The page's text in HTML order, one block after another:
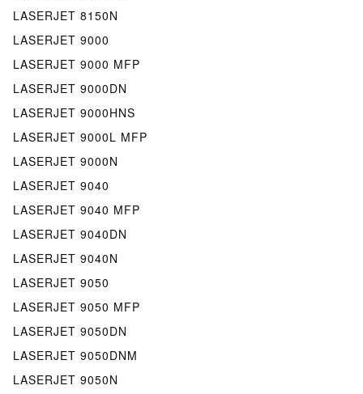
LASERJET 8150N
LASERJET 9000
LASERJET 9000 MFP
LASERJET 9000DN
LASERJET 9000HNS
LASERJET 9000L MFP
LASERJET 9000N
LASERJET 9040
LASERJET 9040 MFP
LASERJET 9040DN
LASERJET 9040N
LASERJET 9050
LASERJET 9050 MFP
LASERJET 9050DN
LASERJET 9050DNM
LASERJET 9050N